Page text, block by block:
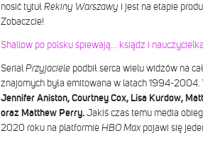
nosić tytułRekiny Warszawy i jest na etapie
Zobaczcie!
Shallow po polsku śpiewają… ksiądz i
SerialPrzyjacielepodbił serca wielu widzów na
znajomych była emitowana w latach 1994-2004.
Jennifer Aniston, Courtney Cox, Lisa Kurdow,
oraz Matthew Perry.Jakiś czas temu media
2020 roku na platformie HBO Maxpojawi się